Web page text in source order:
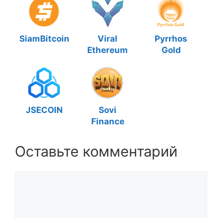
SiamBitcoin
Viral
Ethereum
Pyrrhos
Gold
JSECOIN
Sovi
Finance
Оставьте комментарий